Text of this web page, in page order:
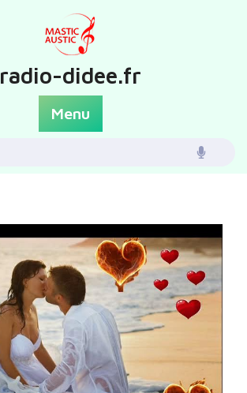
radio-didee.fr
Menu